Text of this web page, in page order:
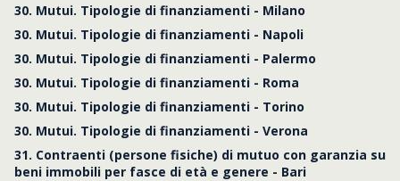
30. Mutui. Tipologie di finanziamenti - Milano
30. Mutui. Tipologie di finanziamenti - Napoli
30. Mutui. Tipologie di finanziamenti - Palermo
30. Mutui. Tipologie di finanziamenti - Roma
30. Mutui. Tipologie di finanziamenti - Torino
30. Mutui. Tipologie di finanziamenti - Verona
31. Contraenti (persone fisiche) di mutuo con garanzia su
beni immobili per fasce di età e genere - Bari